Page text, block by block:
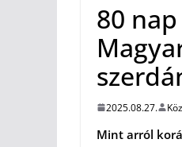
80
2025.08.27.
Mint arról